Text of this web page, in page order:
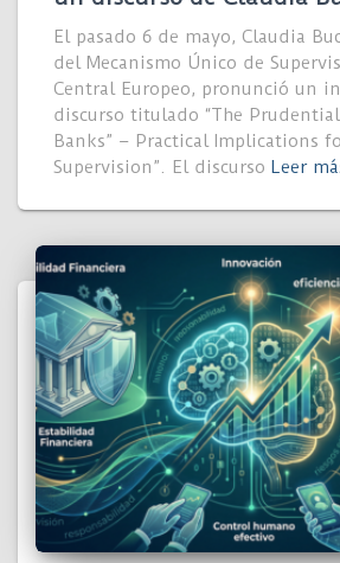
El pasado 6 de mayo, Claudia
del Mecanismo Único de
Central Europeo, pronunció un
discurso titulado “The
Banks” – Practical Implications
Supervision”. El discurso Leer